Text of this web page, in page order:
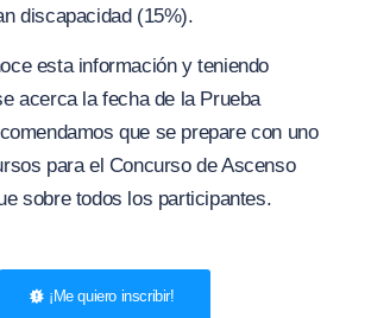
discapacidad (15%).
esta información y teniendo
acerca la fecha de la Prueba
que se prepare con uno
para el Concurso de Ascenso
sobre todos los participantes.
¡Me quiero inscribir!